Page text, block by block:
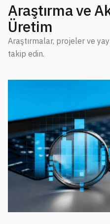
Araştırma ve
Üretim
Araştırmalar, projeler ve
takip edin.